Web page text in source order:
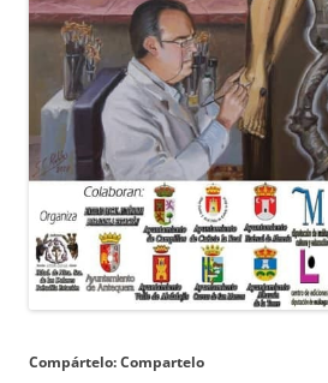
Compártelo: Compartelo